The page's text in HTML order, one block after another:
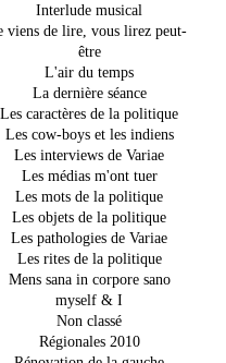
Interlude musical
viens de lire, vous lirez peut-
être
L'air du temps
La dernière séance
Les caractères de la politique
Les cow-boys et les indiens
Les interviews de Variae
Les médias m'ont tuer
Les mots de la politique
Les objets de la politique
Les pathologies de Variae
Les rites de la politique
Mens sana in corpore sano
myself & I
Non classé
Régionales 2010